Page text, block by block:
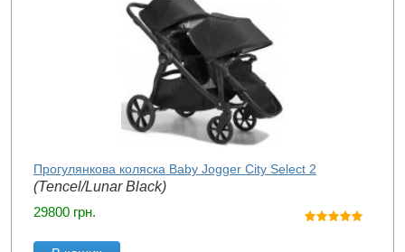
Прогулянкова коляска Baby Jogger City Select 2
(Tencel/Lunar Black)
29800 грн.